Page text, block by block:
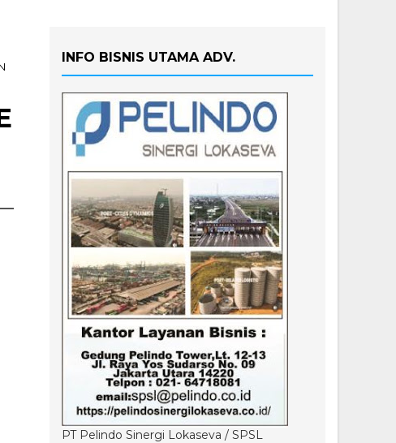
INFO BISNIS UTAMA ADV.
PT Pelindo Sinergi Lokaseva / SPSL